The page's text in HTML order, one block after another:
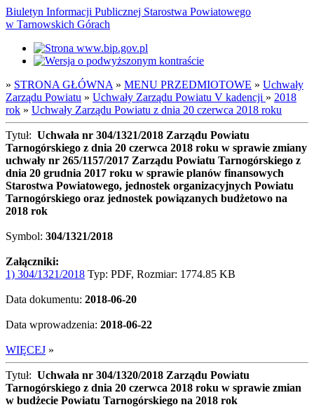
Biuletyn Informacji Publicznej Starostwa Powiatowego
w Tarnowskich Górach
» STRONA GŁÓWNA » MENU PRZEDMIOTOWE » Uchwały
Zarządu Powiatu » Uchwały Zarządu Powiatu V kadencji » 2018
rok » Uchwały Zarządu Powiatu z dnia 20 czerwca 2018 roku
Tytuł: Uchwała nr 304/1321/2018 Zarządu Powiatu
Tarnogórskiego z dnia 20 czerwca 2018 roku w sprawie zmiany
uchwały nr 265/1157/2017 Zarządu Powiatu Tarnogórskiego z
dnia 20 grudnia 2017 roku w sprawie planów finansowych
Starostwa Powiatowego, jednostek organizacyjnych Powiatu
Tarnogórskiego oraz jednostek powiązanych budżetowo na
2018 rok
Symbol: 304/1321/2018
Załączniki:
1) 304/1321/2018 Typ: PDF, Rozmiar: 1774.85 KB
Data dokumentu: 2018-06-20
Data wprowadzenia: 2018-06-22
WIĘCEJ »
Tytuł: Uchwała nr 304/1320/2018 Zarządu Powiatu
Tarnogórskiego z dnia 20 czerwca 2018 roku w sprawie zmian
w budżecie Powiatu Tarnogórskiego na 2018 rok